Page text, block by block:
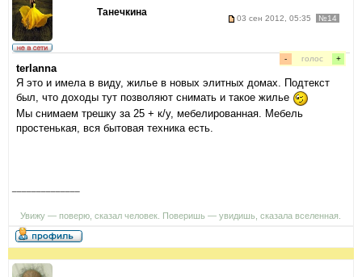
Танечкина
03 сен 2012, 05:35 №14
- голос +
terlanna
Я это и имела в виду, жилье в новых элитных домах. Подтекст
был, что доходы тут позволяют снимать и такое жилье
Мы снимаем трешку за 25 + к/у, мебелированная. Мебель
простенькая, вся бытовая техника есть.
Увижу — поверю, сказал человек. Поверишь — увидишь, сказала вселенная.